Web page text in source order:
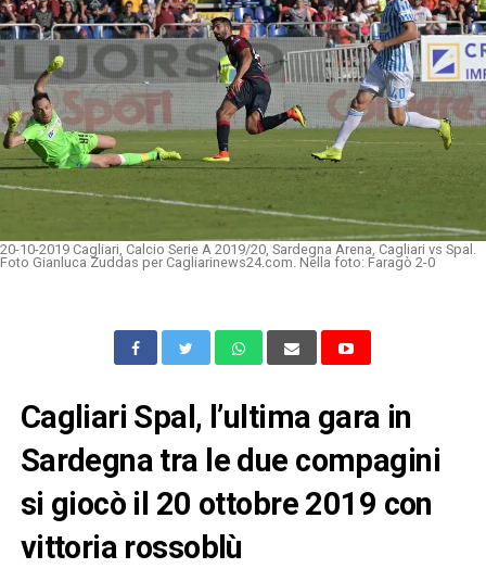
20-10-2019 Cagliari, Calcio Serie A 2019/20, Sardegna Arena, Cagliari vs Spal.
Foto Gianluca Zuddas per Cagliarinews24.com. Nella foto: Faragò 2-0
Cagliari Spal, l’ultima gara in
Sardegna tra le due compagini
si giocò il 20 ottobre 2019 con
vittoria rossoblù